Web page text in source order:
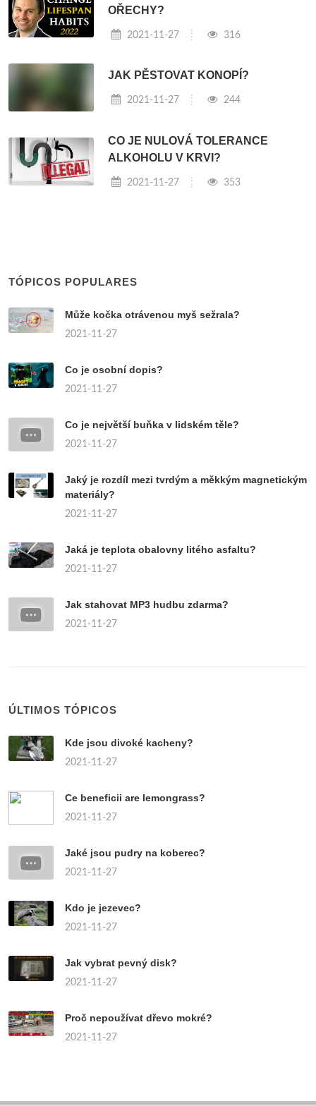
OŘECHY?
2021-11-27 316
JAK PĚSTOVAT KONOPÍ?
2021-11-27 244
CO JE NULOVÁ TOLERANCE
ALKOHOLU V KRVI?
2021-11-27 353
TÓPICOS POPULARES
Může kočka otrávenou myš sežrala?
2021-11-27
Co je osobní dopis?
2021-11-27
Co je největší buňka v lidském těle?
2021-11-27
Jaký je rozdíl mezi tvrdým a měkkým magnetickým
materiály?
2021-11-27
Jaká je teplota obalovny litého asfaltu?
2021-11-27
Jak stahovat MP3 hudbu zdarma?
2021-11-27
ÚLTIMOS TÓPICOS
Kde jsou divoké kacheny?
2021-11-27
Ce beneficii are lemongrass?
2021-11-27
Jaké jsou pudry na koberec?
2021-11-27
Kdo je jezevec?
2021-11-27
Jak vybrat pevný disk?
2021-11-27
Proč nepoužívat dřevo mokré?
2021-11-27